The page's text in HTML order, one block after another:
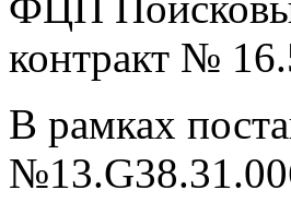
контракт №
В рамках